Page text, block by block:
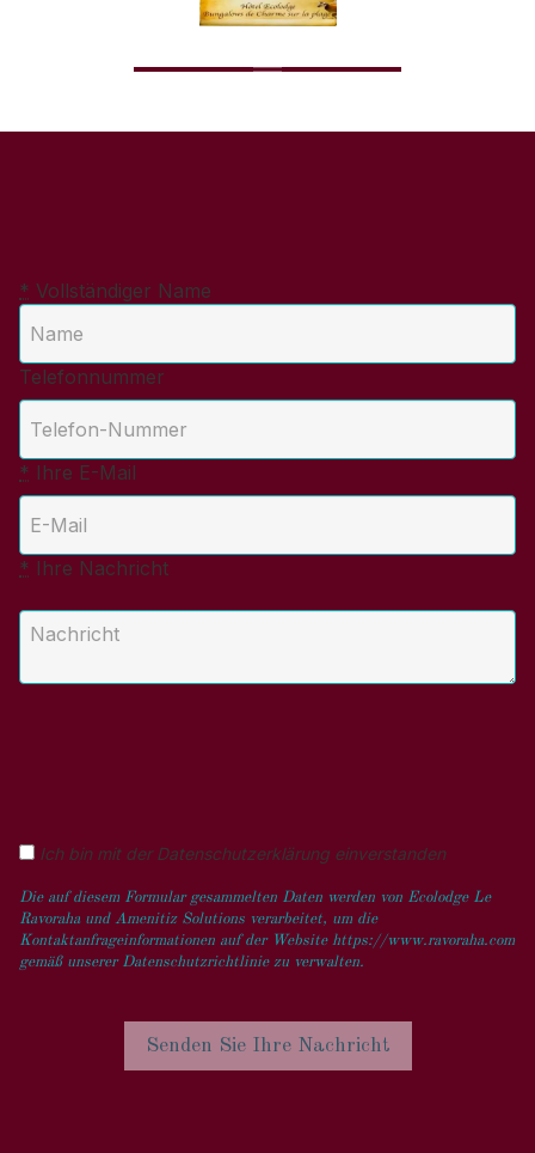
* Vollständiger Name
Telefonnummer
* Ihre E-Mail
* Ihre Nachricht
Ich bin mit der Datenschutzerklärung einverstanden
Die auf diesem Formular gesammelten Daten werden von Ecolodge Le
Ravoraha und Amenitiz Solutions verarbeitet, um die
Kontaktanfrageinformationen auf der Website https://www.ravoraha.com
gemäß unserer Datenschutzrichtlinie zu verwalten.